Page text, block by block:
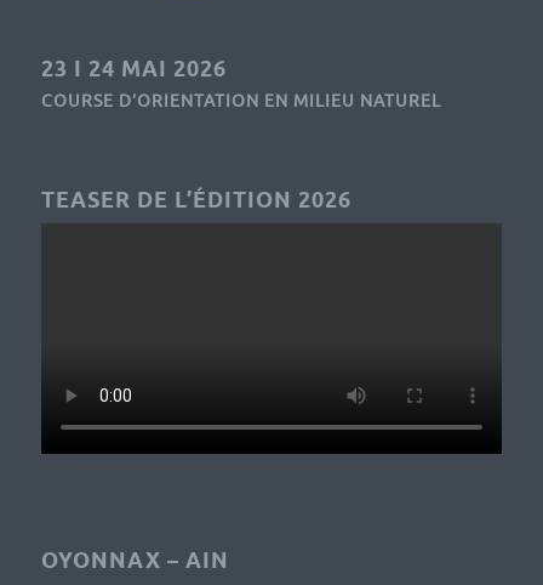
23 I 24 MAI 2026
COURSE D’ORIENTATION EN MILIEU NATUREL
TEASER DE L’ÉDITION 2026
OYONNAX – AIN